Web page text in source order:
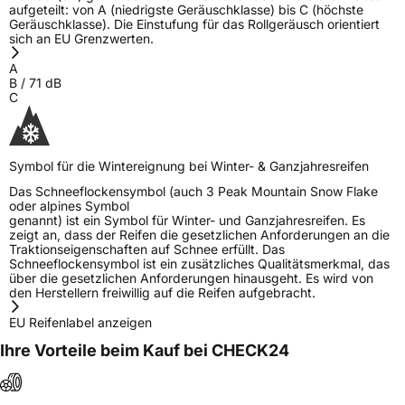
Allgemeine Produktsicherheit (GPSR)
aufgeteilt: von A (niedrigste Geräuschklasse) bis C (höchste
Geräuschklasse). Die Einstufung für das Rollgeräusch orientiert
sich an EU Grenzwerten.
A
B / 71 dB
C
Symbol für die Wintereignung bei Winter- & Ganzjahresreifen
Das Schneeflockensymbol (auch 3 Peak Mountain Snow Flake
oder alpines Symbol
genannt) ist ein Symbol für Winter- und Ganzjahresreifen. Es
zeigt an, dass der Reifen die gesetzlichen Anforderungen an die
Traktionseigenschaften auf Schnee erfüllt. Das
Schneeflockensymbol ist ein zusätzliches Qualitätsmerkmal, das
über die gesetzlichen Anforderungen hinausgeht. Es wird von
den Herstellern freiwillig auf die Reifen aufgebracht.
EU Reifenlabel anzeigen
Ihre Vorteile beim Kauf bei CHECK24